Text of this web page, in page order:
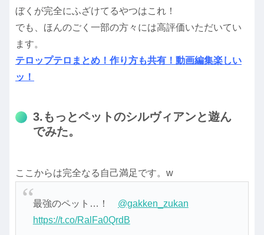
ぼくが完全にふざけてるやつはこれ！
でも、ほんのごく一部の方々には高評価いただいてい
ます。
テロップテロまとめ！作り方も共有！動画編集楽しい
ッ！
3.もっとペットのシルヴィアンと遊ん
でみた。
ここからは完全なる自己満足です。w
最強のペット…！ @gakken_zukan
https://t.co/RalFa0QrdB